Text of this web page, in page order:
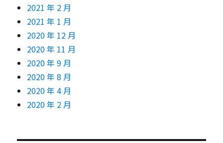
2021 年 2 月
2021 年 1 月
2020 年 12 月
2020 年 11 月
2020 年 9 月
2020 年 8 月
2020 年 4 月
2020 年 2 月